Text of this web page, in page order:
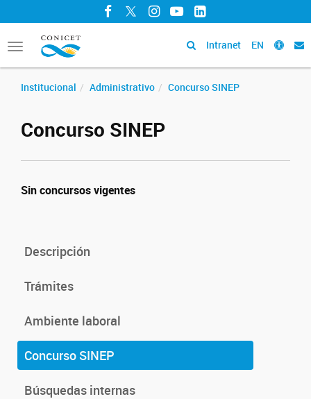
Facebook
TwitterInstagram
YouTubeLinkedIn
Toggle
navigation
Intranet EN
Institucional Administrativo Concurso SINEP
Concurso SINEP
Sin concursos vigentes
Descripción
Trámites
Ambiente laboral
Concurso SINEP
Búsquedas internas